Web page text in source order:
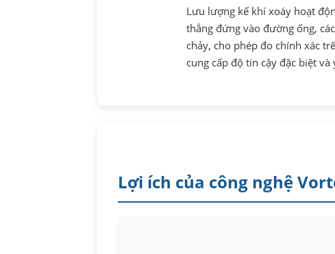
Lưu lượng kế khí xoáy hoạt
thẳng đứng vào đường ống,
chảy, cho phép đo chính xác
cung cấp độ tin cậy đặc biệt
Lợi ích của công nghệ